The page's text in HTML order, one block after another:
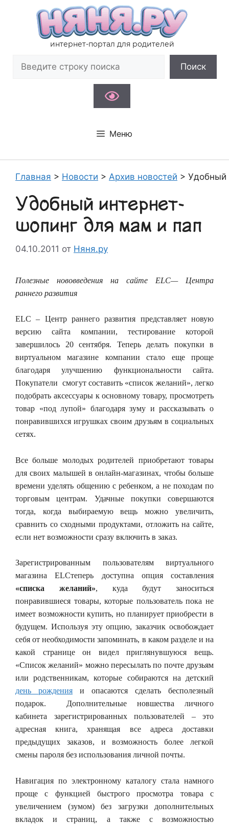
содержимому
интернет-портал для родителей
Поиск
Меню
Главная > Новости > Архив новостей > Удобный
Удобный интернет-
шопинг для мам и пап
04.10.2011 от Няня.ру
Полезные нововведения на сайте ELC— Центра
раннего развития
ELC – Центр раннего развития представляет новую
версию сайта компании, тестирование которой
завершилось 20 сентября. Теперь делать покупки в
виртуальном магазине компании стало еще проще
благодаря улучшению функциональности сайта.
Покупатели смогут составить «список желаний», легко
подобрать аксессуары к основному товару, просмотреть
товар «под лупой» благодаря зуму и рассказывать о
понравившихся игрушках своим друзьям в социальных
сетях.
Все больше молодых родителей приобретают товары
для своих малышей в онлайн-магазинах, чтобы больше
времени уделять общению с ребенком, а не походам по
торговым центрам. Удачные покупки совершаются
тогда, когда выбираемую вещь можно увеличить,
сравнить со сходными продуктами, отложить на сайте,
если нет возможности сразу включить в заказ.
Зарегистрированным пользователям виртуального
магазина ELCтеперь доступна опция составления
«списка желаний», куда будут заноситься
понравившиеся товары, которые пользователь пока не
имеет возможности купить, но планирует приобрести в
будущем. Используя эту опцию, заказчик освобождает
себя от необходимости запоминать, в каком разделе и на
какой странице он видел приглянувшуюся вещь.
«Список желаний» можно пересылать по почте друзьям
или родственникам, которые собираются на детский
день рождения и опасаются сделать бесполезный
подарок. Дополнительные новшества личного
кабинета зарегистрированных пользователей – это
адресная книга, хранящая все адреса доставки
предыдущих заказов, и возможность более легкой
смены пароля без использования личной почты.
Навигация по электронному каталогу стала намного
проще с функцией быстрого просмотра товара с
увеличением (зумом) без загрузки дополнительных
вкладок и страниц, а также с возможностью